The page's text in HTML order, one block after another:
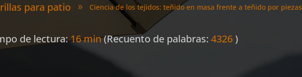
para patio 9 Ciencia de los tejidos: teñido en masa frente a teñido por piezas
de lectura:16 min(Recuento de palabras: 4326)